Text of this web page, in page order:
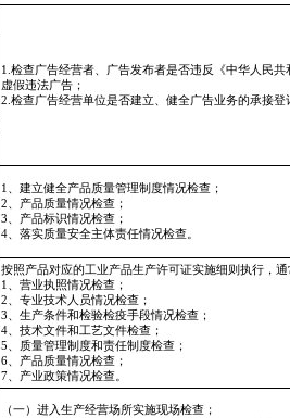
1.检查广告经营者、广告发布者是否违反 《中华人民共
虚假违法广告；
2.检查广告经营单位是否建立、健全广告业务的承接登
1、建立健全产品质量管理制度情况检查；
2、产品质量情况检查；
3、产品标识情况检查；
4、落实质量安全主体责任情况检查。
按照产品对应的工业产品生产许可证实施细则执行，通
1、营业执照情况检查；
2、专业技术人员情况检查；
3、生产条件和检验检疫手段情况检查；
4、技术文件和工艺文件检查；
5、质量管理制度和责任制度检查；
6、产品质量情况检查；
7、产业政策情况检查。
（一）进入生产经营场所实施现场检查；